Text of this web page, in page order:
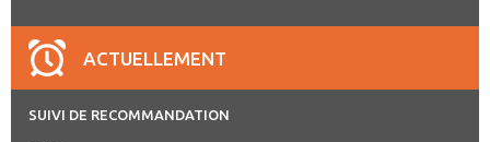
ACTUELLEMENT
SUIVI DE RECOMMANDATION